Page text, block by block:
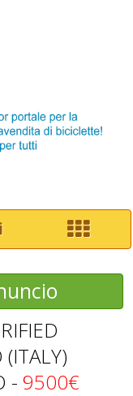
(ITALY)
-9500€